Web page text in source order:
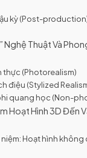
kỳ (Post-
Nghệ Thuật Và
thực (Photorealism)
điệu (Stylized
quang học (Non-
Hoạt Hình 3D Đến
Hoạt hình